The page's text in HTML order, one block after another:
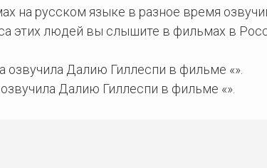
на русском языке в разное время
этих людей вы слышите в фильмах в
озвучила Далию Гиллеспи в фильме «».
Далию Гиллеспи в фильме «».